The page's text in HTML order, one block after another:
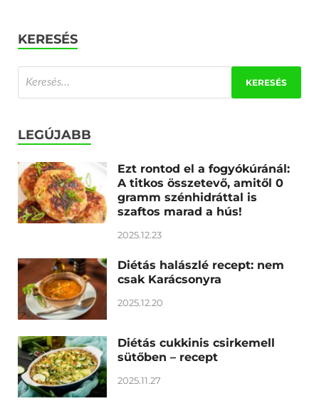
KERESÉS
LEGÚJABB
Ezt rontod el a fogyókúránál:
A titkos összetevő, amitől 0
gramm szénhidráttal is
szaftos marad a hús!
2025.12.23
Diétás halászlé recept: nem
csak Karácsonyra
2025.12.20
Diétás cukkinis csirkemell
sütőben – recept
2025.11.27